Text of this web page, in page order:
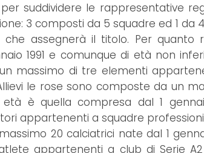
suddividere le rappresentative
3 composti da 5 squadre ed 1
assegnerà il titolo. Per quanto
1991 e comunque di età non
massimo di tre elementi
le rose sono composte da un
è quella compresa dal 1
appartenenti a squadre
20 calciatrici nate dal 1
appartenenti a club di Serie